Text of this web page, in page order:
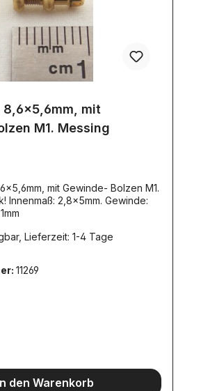
8,6x5,6mm, mit
M1. Messing
mit Gewinde- Bolzen M1.
2,8x5mm. Gewinde:
Lieferzeit: 1-4 Tage
11269
den Warenkorb